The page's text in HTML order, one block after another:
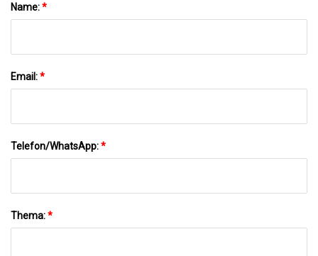
Name:*
Email:*
Telefon/WhatsApp:*
Thema:*